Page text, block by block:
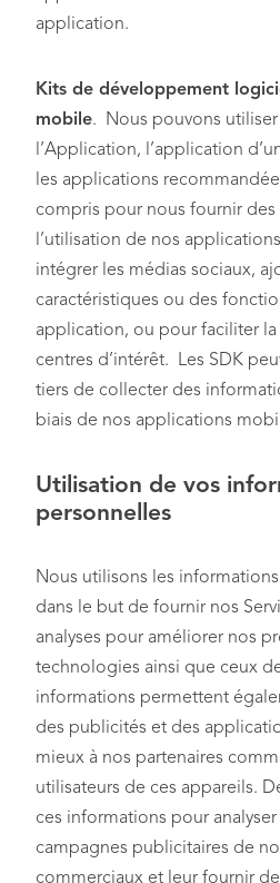
application.
Kits de développement
mobile. Nous pouvons utiliser
l’Application, l’application
les applications
compris pour nous fournir des
l’utilisation de nos
intégrer les médias sociaux,
caractéristiques ou des
application, ou pour faciliter
centres d’intérêt. Les SDK
tiers de collecter des
biais de nos applications
Utilisation de vos
personnelles
Nous utilisons les
dans le but de fournir nos
analyses pour améliorer nos
technologies ainsi que ceux
informations permettent
des publicités et des
mieux à nos partenaires
utilisateurs de ces appareils.
ces informations pour
campagnes publicitaires de
commerciaux et leur fournir